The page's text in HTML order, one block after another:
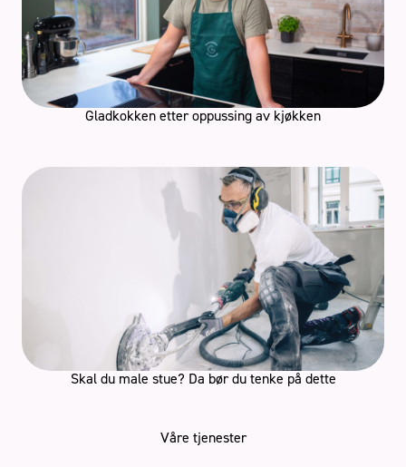
Gladkokken etter oppussing av kjøkken
Skal du male stue? Da bør du tenke på dette
Våre tjenester